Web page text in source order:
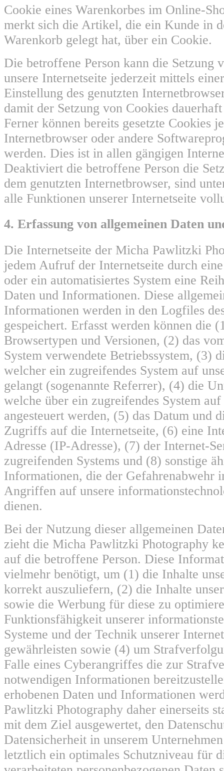
Cookie eines Warenkorbes im Online-
merkt sich die Artikel, die ein Kunde in
Warenkorb gelegt hat, über ein Cookie.
Die betroffene Person kann die Setzung
unsere Internetseite jederzeit mittels
Einstellung des genutzten
damit der Setzung von Cookies
Ferner können bereits gesetzte Cookies
Internetbrowser oder andere
werden. Dies ist in allen gängigen
Deaktiviert die betroffene Person die
dem genutzten Internetbrowser, sind
alle Funktionen unserer Internetseite
4. Erfassung von allgemeinen Daten
Die Internetseite der Micha Pawlitzki
jedem Aufruf der Internetseite durch
oder ein automatisiertes System eine
Daten und Informationen. Diese
Informationen werden in den Logfiles
gespeichert. Erfasst werden können die
Browsertypen und Versionen, (2) das
System verwendete Betriebssystem, (3)
welcher ein zugreifendes System auf
gelangt (sogenannte Referrer), (4) die
welche über ein zugreifendes System
angesteuert werden, (5) das Datum und
Zugriffs auf die Internetseite, (6) eine
Adresse (IP-Adresse), (7) der Internet-
zugreifenden Systems und (8) sonstige
Informationen, die der Gefahrenabwehr
Angriffen auf unsere
dienen.
Bei der Nutzung dieser allgemeinen
zieht die Micha Pawlitzki Photography
auf die betroffene Person. Diese
vielmehr benötigt, um (1) die Inhalte
korrekt auszuliefern, (2) die Inhalte
sowie die Werbung für diese zu
Funktionsfähigkeit unserer
Systeme und der Technik unserer
gewährleisten sowie (4) um
Falle eines Cyberangriffes die zur
notwendigen Informationen
erhobenen Daten und Informationen
Pawlitzki Photography daher einerseits
mit dem Ziel ausgewertet, den
Datensicherheit in unserem
letztlich ein optimales Schutzniveau für